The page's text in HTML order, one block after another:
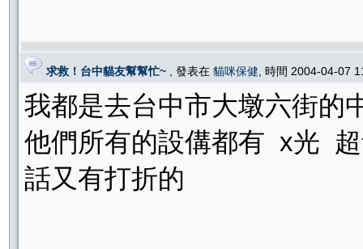
求救！台中貓友幫幫忙~ , 發表在 貓咪保健 , 時間 2004-04-07
我都是去台中市大墩六街的
他們所有的設傋都有 x光
話又有打折的